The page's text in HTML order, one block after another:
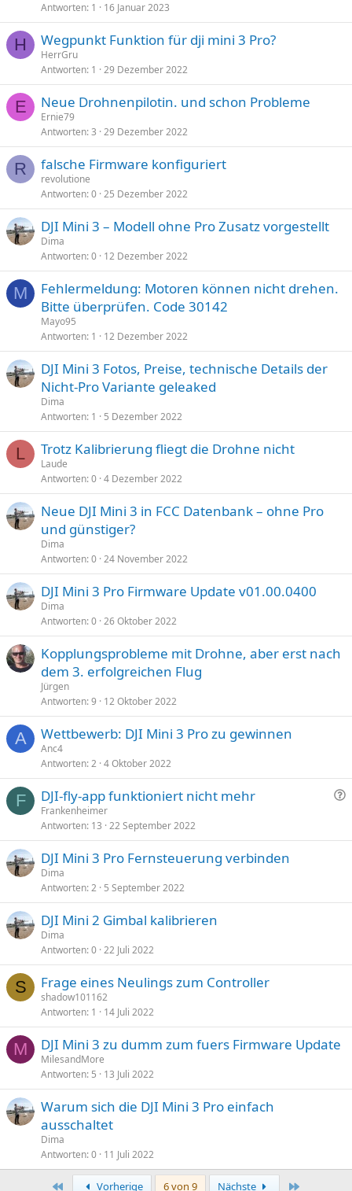
Antworten 1 16 Januar 2023
H Wegpunkt Funktion für dji mini 3 Pro?
HerrGru
Antworten 1 29 Dezember 2022
E Neue Drohnenpilotin. und schon Probleme
Ernie79
Antworten 3 29 Dezember 2022
R falsche Firmware konfiguriert
revolutione
Antworten 0 25 Dezember 2022
DJI Mini 3 – Modell ohne Pro Zusatz vorgestellt
Dima
Antworten 0 12 Dezember 2022
M
Fehlermeldung: Motoren können nicht drehen.
Bitte überprüfen. Code 30142
Mayo95
Antworten 1 12 Dezember 2022
DJI Mini 3 Fotos, Preise, technische Details der
Nicht-Pro Variante geleaked
Dima
Antworten 1 5 Dezember 2022
L Trotz Kalibrierung fliegt die Drohne nicht
Laude
Antworten 0 4 Dezember 2022
Neue DJI Mini 3 in FCC Datenbank – ohne Pro
und günstiger?
Dima
Antworten 0 24 November 2022
DJI Mini 3 Pro Firmware Update v01.00.0400
Dima
Antworten 0 26 Oktober 2022
Kopplungsprobleme mit Drohne, aber erst nach
dem 3. erfolgreichen Flug
Jürgen
Antworten 9 12 Oktober 2022
A Wettbewerb: DJI Mini 3 Pro zu gewinnen
Anc4
Antworten 2 4 Oktober 2022
F
F
g
DJI-fly-app funktioniert nicht mehr
Frankenheimer
Antworten 13 22 September 2022
DJI Mini 3 Pro Fernsteuerung verbinden
Dima
Antworten 2 5 September 2022
DJI Mini 2 Gimbal kalibrieren
Dima
Antworten 0 22 Juli 2022
S Frage eines Neulings zum Controller
shadow101162
Antworten 1 14 Juli 2022
M DJI Mini 3 zu dumm zum fuers Firmware Update
MilesandMore
Antworten 5 13 Juli 2022
Warum sich die DJI Mini 3 Pro einfach
ausschaltet
Dima
Antworten 0 11 Juli 2022
Erste Vorherige 6 von 9 Nächste